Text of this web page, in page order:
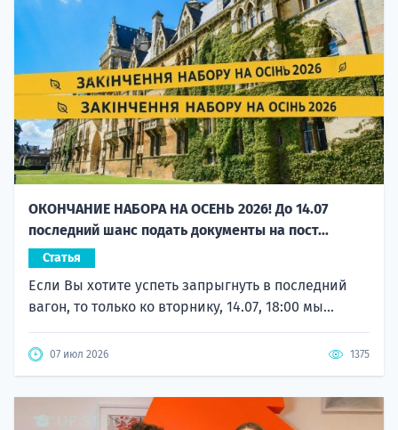
ОКОНЧАНИЕ НАБОРА НА ОСЕНЬ 2026! До 14.07
последний шанс подать документы на пост...
Статья
Если Вы хотите успеть запрыгнуть в последний
вагон, то только ко вторнику, 14.07, 18:00 мы...
07 июл 2026 1375